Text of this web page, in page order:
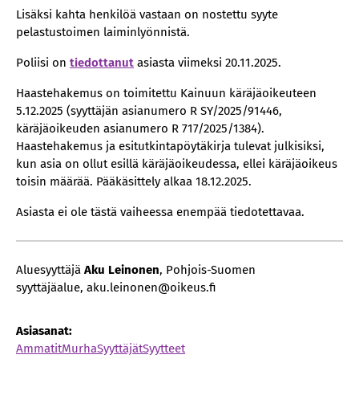
Lisäksi kahta henkilöä vastaan on nostettu syyte
pelastustoimen laiminlyönnistä.
Poliisi on tiedottanut asiasta viimeksi 20.11.2025.
Haastehakemus on toimitettu Kainuun käräjäoikeuteen
5.12.2025 (syyttäjän asianumero R SY/2025/91446,
käräjäoikeuden asianumero R 717/2025/1384).
Haastehakemus ja esitutkintapöytäkirja tulevat julkisiksi,
kun asia on ollut esillä käräjäoikeudessa, ellei käräjäoikeus
toisin määrää. Pääkäsittely alkaa 18.12.2025.
Asiasta ei ole tästä vaiheessa enempää tiedotettavaa.
Aluesyyttäjä Aku Leinonen, Pohjois-Suomen
syyttäjäalue, aku.leinonen@oikeus.fi
Asiasanat:
AmmatitMurhaSyyttäjätSyytteet